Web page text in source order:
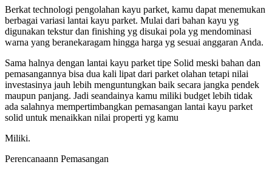
Berkat technologi pengolahan kayu parket, kamu dapat menemukan
berbagai variasi lantai kayu parket. Mulai dari bahan kayu yg
digunakan tekstur dan finishing yg disukai pola yg mendominasi
warna yang beranekaragam hingga harga yg sesuai anggaran Anda.
Sama halnya dengan lantai kayu parket tipe Solid meski bahan dan
pemasangannya bisa dua kali lipat dari parket olahan tetapi nilai
investasinya jauh lebih menguntungkan baik secara jangka pendek
maupun panjang. Jadi seandainya kamu miliki budget lebih tidak
ada salahnya mempertimbangkan pemasangan lantai kayu parket
solid untuk menaikkan nilai properti yg kamu
Miliki.
Perencanaann Pemasangan